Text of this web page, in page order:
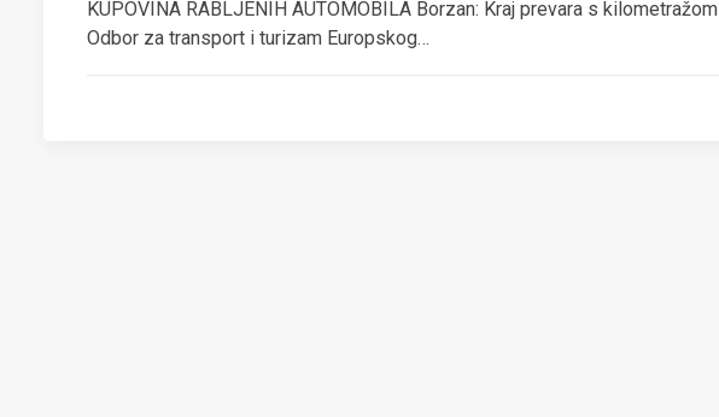
KUPOVINA RABLJENIH AUTOMOBILA Borzan: Kraj prevara s kilometražom
Odbor za transport i turizam Europskog…